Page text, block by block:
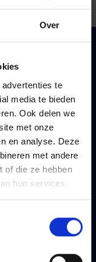
Over
te
media te bieden
Ook delen we
met onze
en analyse. Deze
met andere
of die ze hebben
hun services.
en beleggen